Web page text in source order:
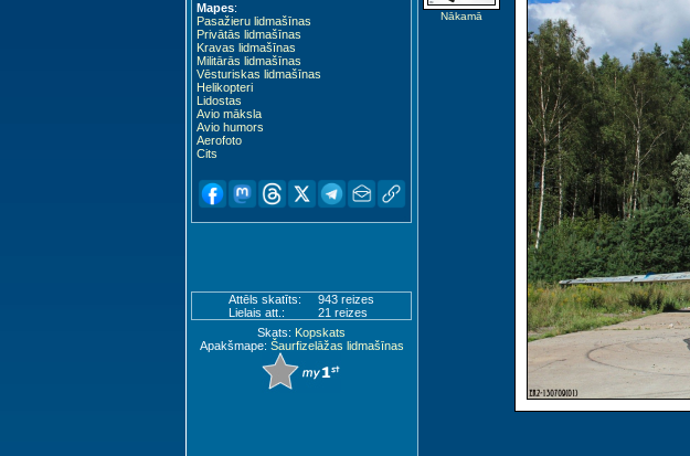
Mapes:
Pasažieru lidmašīnas
Privātās lidmašīnas
Kravas lidmašīnas
Militārās lidmašīnas
Vēsturiskas lidmašīnas
Helikopteri
Lidostas
Avio māksla
Avio humors
Aerofoto
Cits
Attēls skatīts:
943 reizes
Lielais att.:
21 reizes
Skats: Kopskats
Apakšmape: Šaurfizelāžas lidmašīnas
Nākamā